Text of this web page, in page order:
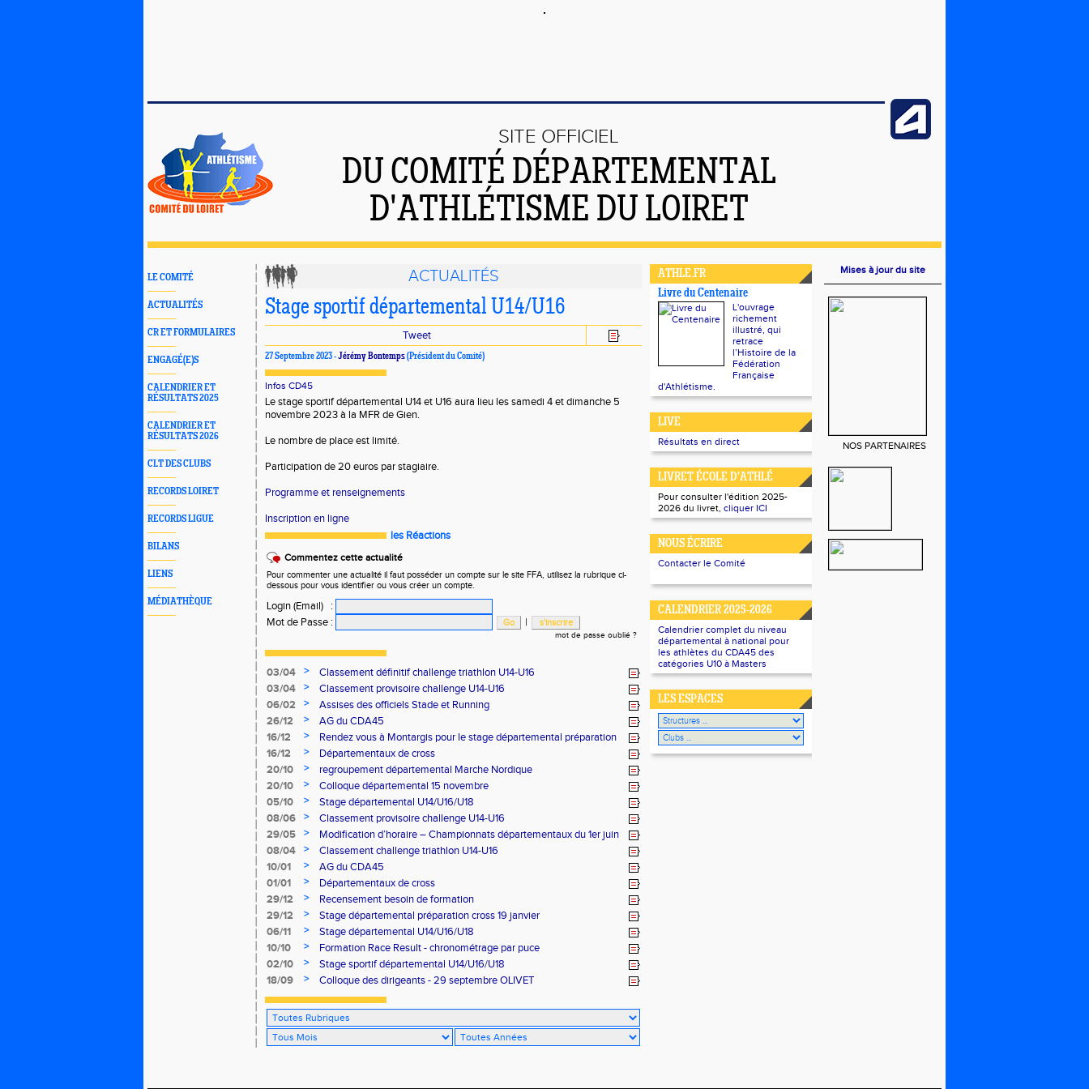
SITE OFFICIEL
DU COMITÉ DÉPARTEMENTAL
D'ATHLÉTISME DU LOIRET
LE COMITÉ
ACTUALITÉS
CR ET FORMULAIRES
ENGAGÉ(E)S
CALENDRIER ET
RÉSULTATS 2025
CALENDRIER ET
RÉSULTATS 2026
CLT DES CLUBS
RECORDS LOIRET
RECORDS LIGUE
BILANS
LIENS
MÉDIATHÈQUE
ACTUALITÉS
Stage sportif départemental U14/U16
Tweet
27 Septembre 2023 -Jérémy Bontemps(Président du Comité)
Infos CD45
Le stage sportif départemental U14 et U16 aura lieu les samedi 4 et dimanche 5
novembre 2023 à la MFR de Gien.
Le nombre de place est limité.
Participation de 20 euros par stagiaire.
Programme et renseignements
Inscription en ligne
les Réactions
Commentez cette actualité
Pour commenter une actualité il faut posséder un compte sur le site FFA, utilisez la rubrique ci-
dessous pour vous identifier ou vous créer un compte.
Login (Email)
:
Mot de Passe : |
mot de passe oublié ?
03/04 >
Classement définitif challenge triathlon U14-U16
03/04
>
Classement provisoire challenge U14-U16
06/02
>
Assises des officiels Stade et Running
26/12
>
AG du CDA45
16/12
>
Rendez vous à Montargis pour le stage départemental préparation
cross 18 janvier
16/12 >
Départementaux de cross
20/10
>
regroupement départemental Marche Nordique
20/10
>
Colloque départemental 15 novembre
05/10
>
Stage départemental U14/U16/U18
08/06
>
Classement provisoire challenge U14-U16
29/05
>
Modification d’horaire – Championnats départementaux du 1er juin
08/04
>
Classement challenge triathlon U14-U16
10/01
>
AG du CDA45
01/01
>
Départementaux de cross
29/12
>
Recensement besoin de formation
29/12
>
Stage départemental préparation cross 19 janvier
06/11
>
Stage départemental U14/U16/U18
10/10
>
Formation Race Result - chronométrage par puce
02/10
>
Stage sportif départemental U14/U16/U18
18/09
> Colloque des dirigeants - 29 septembre OLIVET
ATHLE.FR
Livre du Centenaire
L'ouvrage
richement
illustré, qui
retrace
l’Histoire de la
Fédération
Française
d'Athlétisme.
LIVE
Résultats en direct
LIVRET ÉCOLE D'ATHLÉ
Pour consulter l'édition 2025-
2026 du livret, cliquer ICI
NOUS ÉCRIRE
Contacter le Comité
CALENDRIER 2025-2026
Calendrier complet du niveau
départemental à national pour
les athlètes du CDA45 des
catégories U10 à Masters
LES ESPACES
Mises à jour du site
NOS PARTENAIRES